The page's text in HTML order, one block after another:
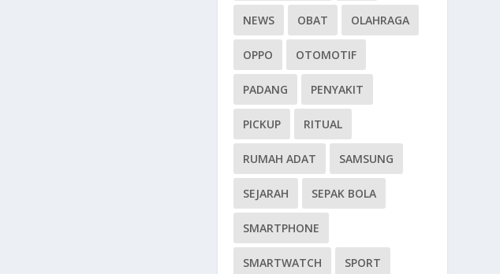
NEWS OBAT OLAHRAGA
OPPO OTOMOTIF
PADANG PENYAKIT
PICKUP RITUAL
RUMAH ADAT SAMSUNG
SEJARAH SEPAK BOLA
SMARTPHONE
SMARTWATCH SPORT